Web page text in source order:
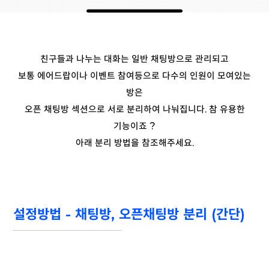
친구들과 나누는 대화는 일반 채팅방으로 관리되고
보통 에어드랍이나 이벤트 참여등으로 다수의 인원이 모여있는
방은
오픈 채팅방 섹션으로 서로 분리하여 나눠집니다. 참 유용한
기능이죠 ?
아래 분리 방법을 참조해주세요.
설정방법 - 채팅방, 오픈채팅방 분리 (간단)